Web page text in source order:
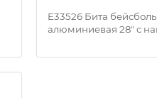
E33526 Бита
алюминиевая 28" с